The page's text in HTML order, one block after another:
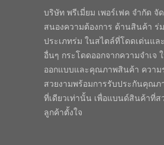
บริษัท พรีเมี่ยม เพอร์เฟค จำกัด จั
สนองความต้องการ ด้านสินค้า ร่
ประเภทร่ม ในสไตล์ที่โดดเด่นแล
อื่นๆ กระโดดออกจากความจำเจ ใ
ออกแบบและคุณภาพสินค้า ความ
สวยงามพร้อมการรับประกันคุณภ
ที่เดียวเท่านั้น เพื่อแบนด์สินค้าที่ส
ลูกค้าตั้งใจ